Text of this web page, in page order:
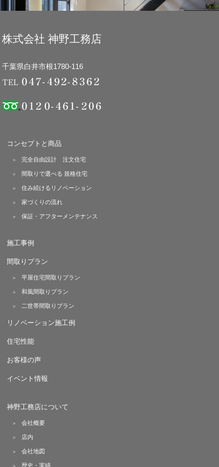
株式会社 神野工務店
千葉県白井市根1780-116
コンセプトと商品
完全自由設計 注文住宅
間取りで選べる 規格住宅
住み続けるリノベーション
家づくりの流れ
保証・アフターメンテナンス
施工事例
間取りプラン
平屋住宅間取りプラン
和風間取りプラン
二世帯間取りプラン
リノベーション施工例
住宅性能
お客様の声
イベント情報
神野工務店について
会社概要
店内
会社地図
歴史・実績